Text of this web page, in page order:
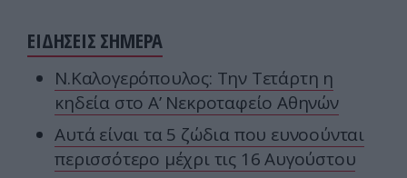
ΕΙΔΗΣΕΙΣ ΣΗΜΕΡΑ
Ν.Καλογερόπουλος: Την Τετάρτη η
κηδεία στο Α’ Νεκροταφείο Αθηνών
Αυτά είναι τα 5 ζώδια που ευνοούνται
περισσότερο μέχρι τις 16 Αυγούστου